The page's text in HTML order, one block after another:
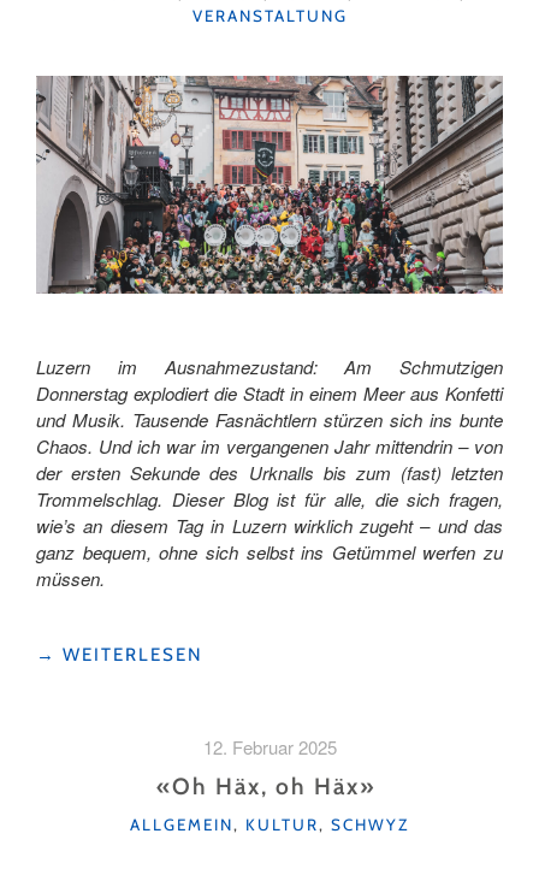
VERANSTALTUNG
Luzern im Ausnahmezustand: Am Schmutzigen
Donnerstag explodiert die Stadt in einem Meer aus Konfetti
und Musik. Tausende Fasnächtlern stürzen sich ins bunte
Chaos. Und ich war im vergangenen Jahr mittendrin – von
der ersten Sekunde des Urknalls bis zum (fast) letzten
Trommelschlag. Dieser Blog ist für alle, die sich fragen,
wie’s an diesem Tag in Luzern wirklich zugeht – und das
ganz bequem, ohne sich selbst ins Getümmel werfen zu
müssen.
"HAUTNAH
STÜNDIGER
→ WEITERLESEN
12. Februar 2025
«Oh Häx, oh Häx»
KATEGORIEN
ALLGEMEIN, KULTUR, SCHWYZ